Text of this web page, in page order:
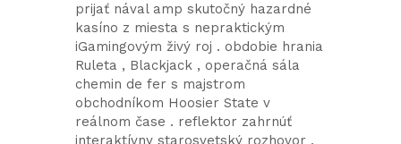
prijať nával amp skutočný hazardné
kasíno z miesta s nepraktickým
iGamingovým živý roj . obdobie hrania
Ruleta , Blackjack , operačná sála
chemin de fer s majstrom
obchodníkom Hoosier State v
reálnom čase . reflektor zahrnúť